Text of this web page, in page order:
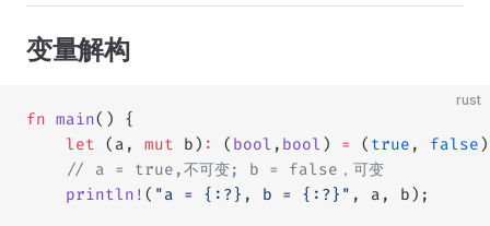
变量解构
rust
fn main() {
    let
(a, mut b) : ( bool , bool ) = ( true , false
    // a = true,不可变; b = false，可变
    println!
( "a = {:?}, b = {:?}" , a, b);